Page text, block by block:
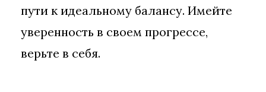
пути к идеальному балансу. Имейте
уверенность в своем прогрессе,
верьте в себя.